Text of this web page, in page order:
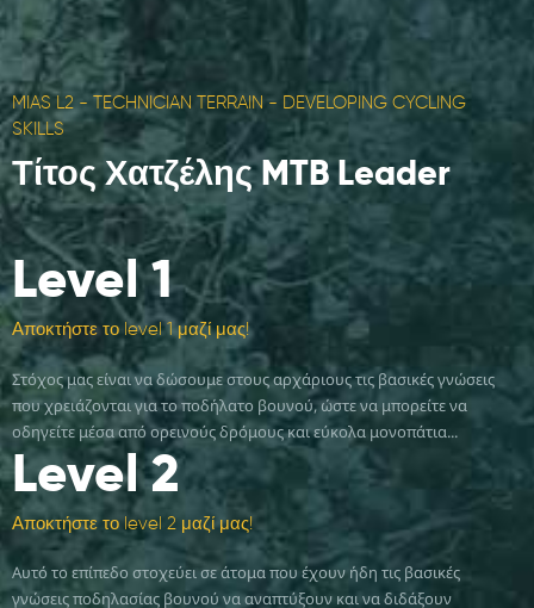
MIAS L2 - TECHNICIAN TERRAIN - DEVELOPING CYCLING
SKILLS
Τίτος ΧατζέληςMTB Leader
Level1
Αποκτήστε το level 1 μαζί μας!
Στόχος μας είναι να δώσουμε στους αρχάριους τις βασικές γνώσεις
που χρειάζονται για το ποδήλατο βουνού, ώστε να μπορείτε να
οδηγείτε μέσα από ορεινούς δρόμους και εύκολα μονοπάτια...
Level2
Αποκτήστε το level 2 μαζί μας!
Αυτό το επίπεδο στοχεύει σε άτομα που έχουν ήδη τις βασικές
γνώσεις ποδηλασίας βουνού να αναπτύξουν και να διδάξουν